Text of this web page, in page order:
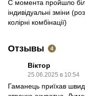
С момента пройшло
індивідуальні зміни
колірні комбінації)
Отзывы 4
Віктор
25.06.2025 в 10:54
Гаманець приїхав